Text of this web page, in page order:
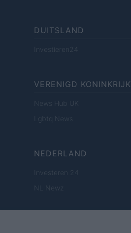
DUITSLAND
Investieren24
VERENIGD KONINKRIJK
News Hub UK
Lgbtq News
NEDERLAND
Investeren 24
NL Newz